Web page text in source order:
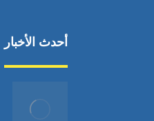
أحدث الأخبار